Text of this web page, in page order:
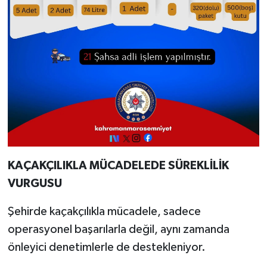
KAÇAKÇILIKLA MÜCADELEDE SÜREKLİLİK
VURGUSU
Şehirde kaçakçılıkla mücadele, sadece
operasyonel başarılarla değil, aynı zamanda
önleyici denetimlerle de destekleniyor.